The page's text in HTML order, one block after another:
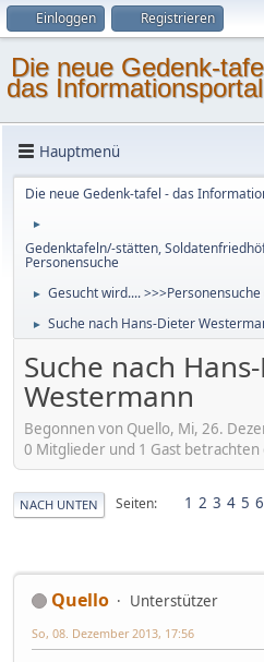
Einloggen Registrieren
Die neue Gedenk-
das Informationsportal
Hauptmenü
Die neue Gedenk-tafel - das
►
Gedenktafeln/-stätten,
Personensuche
► Gesucht wird.... >>>Personensuche
► Suche nach Hans-Dieter
Suche nach
Westermann
Begonnen von Quello, Mi, 26.
0 Mitglieder und 1 Gast betrachten
NACH UNTEN Seiten 1 2 3 4 5 6
Quello
Unterstützer
So, 08. Dezember 2013, 17:56